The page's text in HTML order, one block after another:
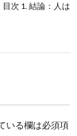
次 1. 結論：人は
いる欄は必須項